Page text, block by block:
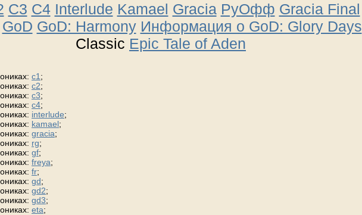
C3 C4 Interlude Kamael Gracia РуОфф Gracia Final
GoD GoD: Harmony Информация о GoD: Glory Days
Classic Epic Tale of Aden
c1 ;
c2;
c3;
c4;
interlude;
kamael;
gracia;
rg;
gf;
freya;
fr;
gd;
gd2;
gd3;
eta;